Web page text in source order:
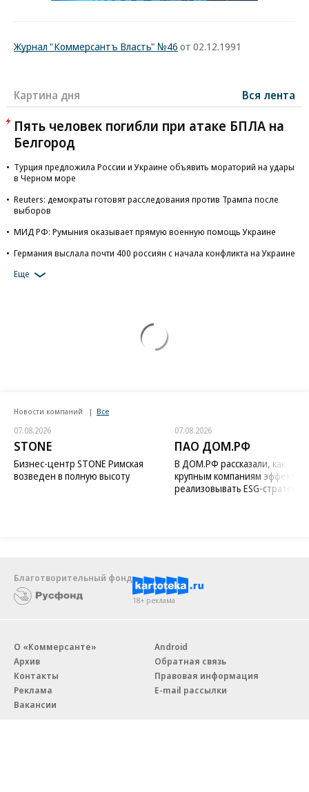
Журнал "Коммерсантъ Власть" №46 от 02.12.1991
Картина дня Вся лента
Пять человек погибли при атаке БПЛА на
Белгород
Турция предложила России и Украине объявить мораторий на удары
в Черном море
Reuters: демократы готовят расследования против Трампа после
выборов
МИД РФ: Румыния оказывает прямую военную помощь Украине
Германия выслала почти 400 россиян с начала конфликта на Украине
Еще
Новости компаний Все
07.08.2026
STONE
Бизнес-центр STONE Римская
возведен в полную высоту
07.08.2026
ПАО ДОМ.РФ
В ДОМ.РФ рассказали, как
крупным компаниям
реализовывать ESG-стратегию
Благотворительный фонд
18+ реклама
О «Коммерсанте»
Архив
Контакты
Реклама
Вакансии
Android
Обратная связь
Правовая информация
E-mail рассылки